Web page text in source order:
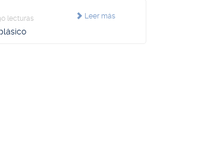
Leer más
lecturas